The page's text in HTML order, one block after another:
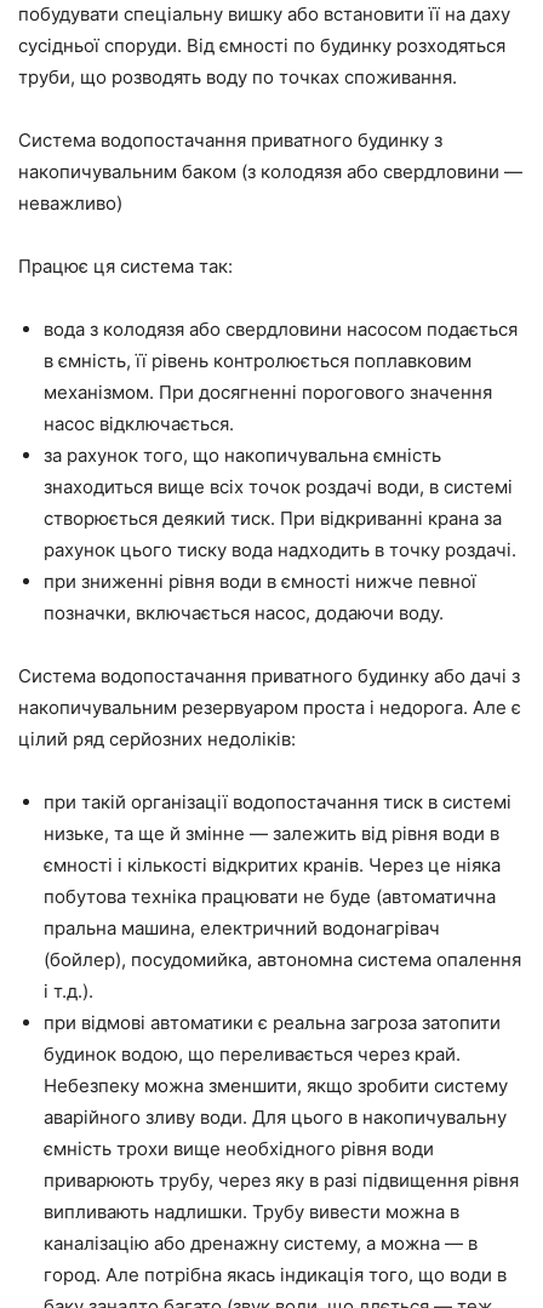
побудувати спеціальну вишку або встановити її на даху
сусідньої споруди. Від ємності по будинку розходяться
труби, що розводять воду по точках споживання.
Система водопостачання приватного будинку з
накопичувальним баком (з колодязя або свердловини —
неважливо)
Працює ця система так:
вода з колодязя або свердловини насосом подається
в ємність, її рівень контролюється поплавковим
механізмом. При досягненні порогового значення
насос відключається.
за рахунок того, що накопичувальна ємність
знаходиться вище всіх точок роздачі води, в системі
створюється деякий тиск. При відкриванні крана за
рахунок цього тиску вода надходить в точку роздачі.
при зниженні рівня води в ємності нижче певної
позначки, включається насос, додаючи воду.
Система водопостачання приватного будинку або дачі з
накопичувальним резервуаром проста і недорога. Але є
цілий ряд серйозних недоліків:
при такій організації водопостачання тиск в системі
низьке, та ще й змінне — залежить від рівня води в
ємності і кількості відкритих кранів. Через це ніяка
побутова техніка працювати не буде (автоматична
пральна машина, електричний водонагрівач
(бойлер), посудомийка, автономна система опалення
і т.д.).
при відмові автоматики є реальна загроза затопити
будинок водою, що переливається через край.
Небезпеку можна зменшити, якщо зробити систему
аварійного зливу води. Для цього в накопичувальну
ємність трохи вище необхідного рівня води
приварюють трубу, через яку в разі підвищення рівня
випливають надлишки. Трубу вивести можна в
каналізацію або дренажну систему, а можна — в
город. Але потрібна якась індикація того, що води в